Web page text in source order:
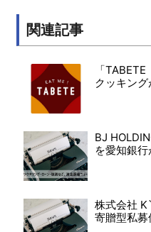
関連記事
「
クッキン
BJ
を愛知銀
株式会社
寄贈型私